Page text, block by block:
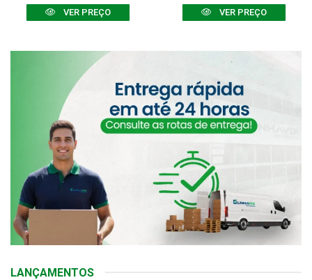
VER PREÇO VER PREÇO
LANÇAMENTOS